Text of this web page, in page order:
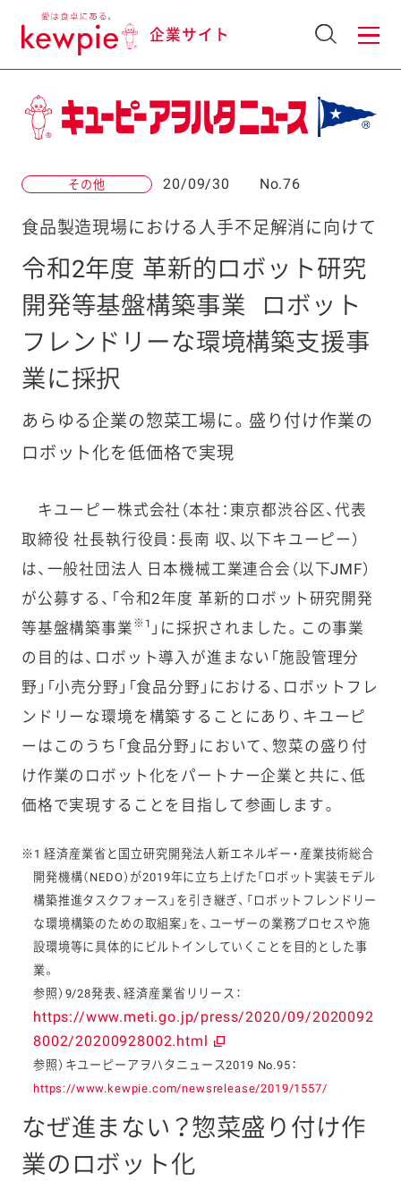
企業サイト
その他 20/09/30 No.76
食品製造現場における人手不足解消に向けて
令和2年度 革新的ロボット研究
開発等基盤構築事業
ロボット
フレンドリーな環境構築支援事
業に採択
あらゆる企業の惣菜工場に。盛り付け作業の
ロボット化を低価格で実現
キユーピー株式会社（本社：東京都渋谷区、代表
取締役 社長執行役員：長南 収、以下キユーピー）
は、一般社団法人 日本機械工業連合会（以下JMF）
が公募する、「令和2年度 革新的ロボット研究開発
等基盤構築事業 ※1 」に採択されました。この事業
の目的は、ロボット導入が進まない「施設管理分
野」「小売分野」「食品分野」における、ロボットフレ
ンドリーな環境を構築することにあり、キユーピ
ーはこのうち「食品分野」において、惣菜の盛り付
け作業のロボット化をパートナー企業と共に、低
価格で実現することを目指して参画します。
※1 経済産業省と国立研究開発法人新エネルギー・産業技術総合
開発機構（NEDO）が2019年に立ち上げた「ロボット実装モデル
構築推進タスクフォース」を引き継ぎ、「ロボットフレンドリー
な環境構築のための取組案」を、ユーザーの業務プロセスや施
設環境等に具体的にビルトインしていくことを目的とした事
業。
参照）9/28発表、経済産業省リリース：
https://www.meti.go.jp/press/2020/09/2020092
8002/20200928002.html
参照）キユーピーアヲハタニュース2019 No.95：
https://www.kewpie.com/newsrelease/2019/1557/
なぜ進まない？惣菜盛り付け作
業のロボット化